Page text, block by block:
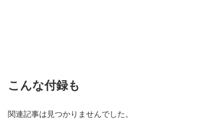
こんな付録も
関連記事は見つかりませんでした。